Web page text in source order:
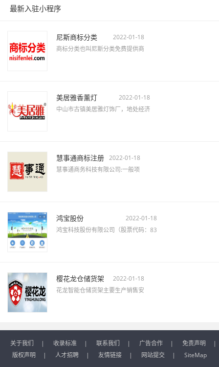
最新入驻小程序
尼斯商标分类
2022-01-18
商标分类也叫尼斯分类免费提供商
美居雅香薰灯
2022-01-18
中山市古镇美居雅灯饰厂，地处经济
慧事通商标注册 2022-01-18
慧事通商务科技有限公司:一般项
鸿宝股份
2022-01-18
鸿宝科技股份有限公司（股票代码：83
樱花龙仓储货架
2022-01-18
花龙智能仓储货架主要生产销售安
关于我们 | 收录标准 | 联系我们 | 广告合作 | 免责声明
|
版权声明
| 人才招聘 | 友情链接 | 网站提交 | SiteMap